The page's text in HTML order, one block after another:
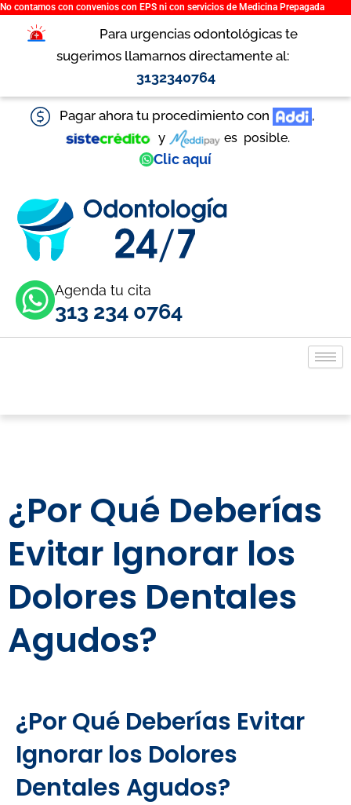
Ir
contenido
No contamos con convenios con EPS ni con servicios de Medicina Prepagada
Para urgencias odontológicas te
sugerimos llamarnos directamente al:
3132340764
Pagar ahora tu procedimiento con
,
y
es posible.
Clic aquí
Agenda tu cita
313 234 0764
¿Por Qué Deberías
Evitar Ignorar los
Dolores Dentales
Agudos?
¿Por Qué Deberías Evitar
Ignorar los Dolores
Dentales Agudos?